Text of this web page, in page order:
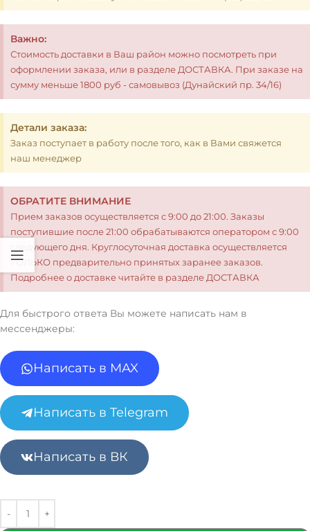
Важно:
Стоимость доставки в Ваш район можно посмотреть при
оформлении заказа, или в разделе ДОСТАВКА. При заказе на
сумму меньше 1800 руб - самовывоз (Дунайский пр. 34/16)
Детали заказа:
Заказ поступает в работу после того, как в Вами свяжется
наш менеджер
ОБРАТИТЕ ВНИМАНИЕ
Прием заказов осуществляется с 9:00 до 21:00. Заказы
поступившие после 21:00 обрабатываются оператором с 9:00
следующего дня. Круглосуточная доставка осуществляется
ТОЛЬКО предварительно принятых заранее заказов.
Подробнее о доставке читайте в разделе ДОСТАВКА
Для быстрого ответа Вы можете написать нам в
мессенджеры:
Написать в MAX
Написать в Telegram
Написать в ВК